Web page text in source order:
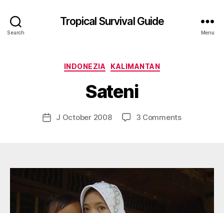
Search
Tropical Survival Guide
Menu
Categories
INDONEZIA KALIMANTAN
Sateni
Post
author
g
s
p
o
d
e
PostJ October 2008 3 Commentson